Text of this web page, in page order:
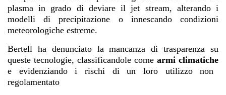
plasma in grado di deviare il jet stream, alterando i
modelli di precipitazione o innescando condizioni
meteorologiche estreme.
Bertell ha denunciato la mancanza di trasparenza su
queste tecnologie, classificandole come armi climatiche
e evidenziando i rischi di un loro utilizzo non
regolamentato